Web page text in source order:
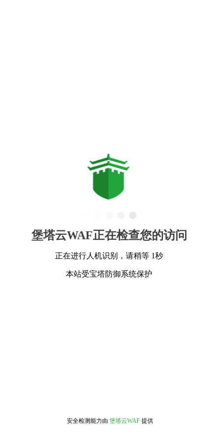
堡塔云WAF正在检查您的访问
正在进行人机识别，请稍等 1秒
本站受宝塔防御系统保护
安全检测能力由 堡塔云WAF 提供